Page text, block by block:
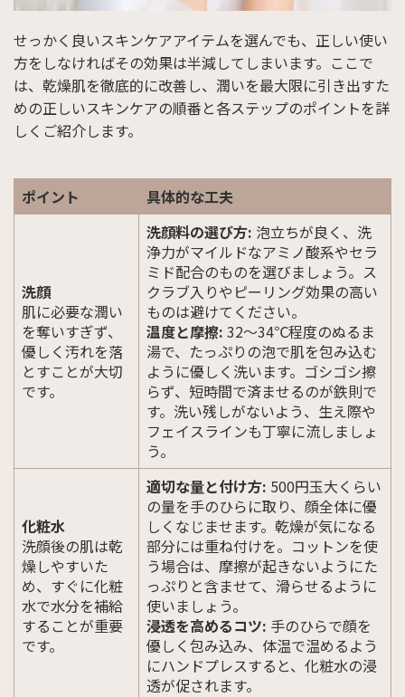
せっかく良いスキンケアアイテムを選んでも、正しい使い
方をしなければその効果は半減してしまいます。ここで
は、乾燥肌を徹底的に改善し、潤いを最大限に引き出すた
めの正しいスキンケアの順番と各ステップのポイントを詳
しくご紹介します。
ポイント 具体的な工夫
洗顔
肌に必要な潤い
を奪いすぎず、
優しく汚れを落
とすことが大切
です。
洗顔料の選び方: 泡立ちが良く、洗
浄力がマイルドなアミノ酸系やセラ
ミド配合のものを選びましょう。ス
クラブ入りやピーリング効果の高い
ものは避けてください。
温度と摩擦: 32〜34℃程度のぬるま
湯で、たっぷりの泡で肌を包み込む
ように優しく洗います。ゴシゴシ擦
らず、短時間で済ませるのが鉄則で
す。洗い残しがないよう、生え際や
フェイスラインも丁寧に流しましょ
う。
化粧水
洗顔後の肌は乾
燥しやすいた
め、すぐに化粧
水で水分を補給
することが重要
です。
適切な量と付け方: 500円玉大くらい
の量を手のひらに取り、顔全体に優
しくなじませます。乾燥が気になる
部分には重ね付けを。コットンを使
う場合は、摩擦が起きないようにた
っぷりと含ませて、滑らせるように
使いましょう。
浸透を高めるコツ: 手のひらで顔を
優しく包み込み、体温で温めるよう
にハンドプレスすると、化粧水の浸
透が促されます。